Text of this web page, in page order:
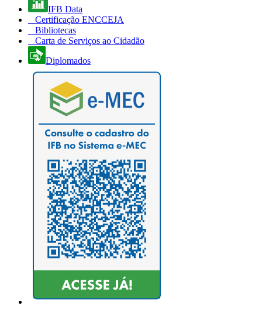
IFB Data
Certificação ENCCEJA
Bibliotecas
Carta de Serviços ao Cidadão
Diplomados